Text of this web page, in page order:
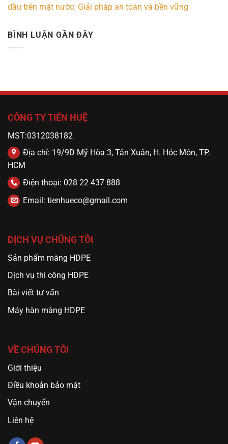
dầu trên mặt nước: Giải pháp an toàn và bền vững
BÌNH LUẬN GẦN ĐÂY
CÔNG TY TIẾN HUỆ
MST:0312038182
Địa chỉ: 19/9D Mỹ Hòa 3, Tân Xuân, H. Hóc Môn, TP.
HCM
Điện thoại: 028 22 437 888
Email: tienhueco@gmail.com
DỊCH VỤ CHÚNG TÔI
Sản phẩm màng HDPE
Dịch vụ thi công HDPE
Bài viết tư vấn
Máy hàn màng HDPE
VỀ CHÚNG TÔI
Giới thiệu
Điều khoản bảo mật
Vận chuyển
Liên hệ